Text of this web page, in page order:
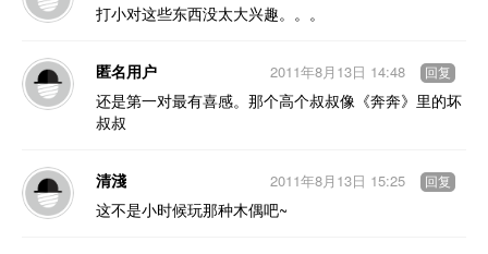
打小对这些东西没太大兴趣。。。
匿名用户
还是第一对最有喜感。那个高个叔叔像《奔奔》里的坏
叔叔
2011年8月13日 14:48 回复
清淺
这不是小时候玩那种木偶吧~
2011年8月13日 15:25 回复